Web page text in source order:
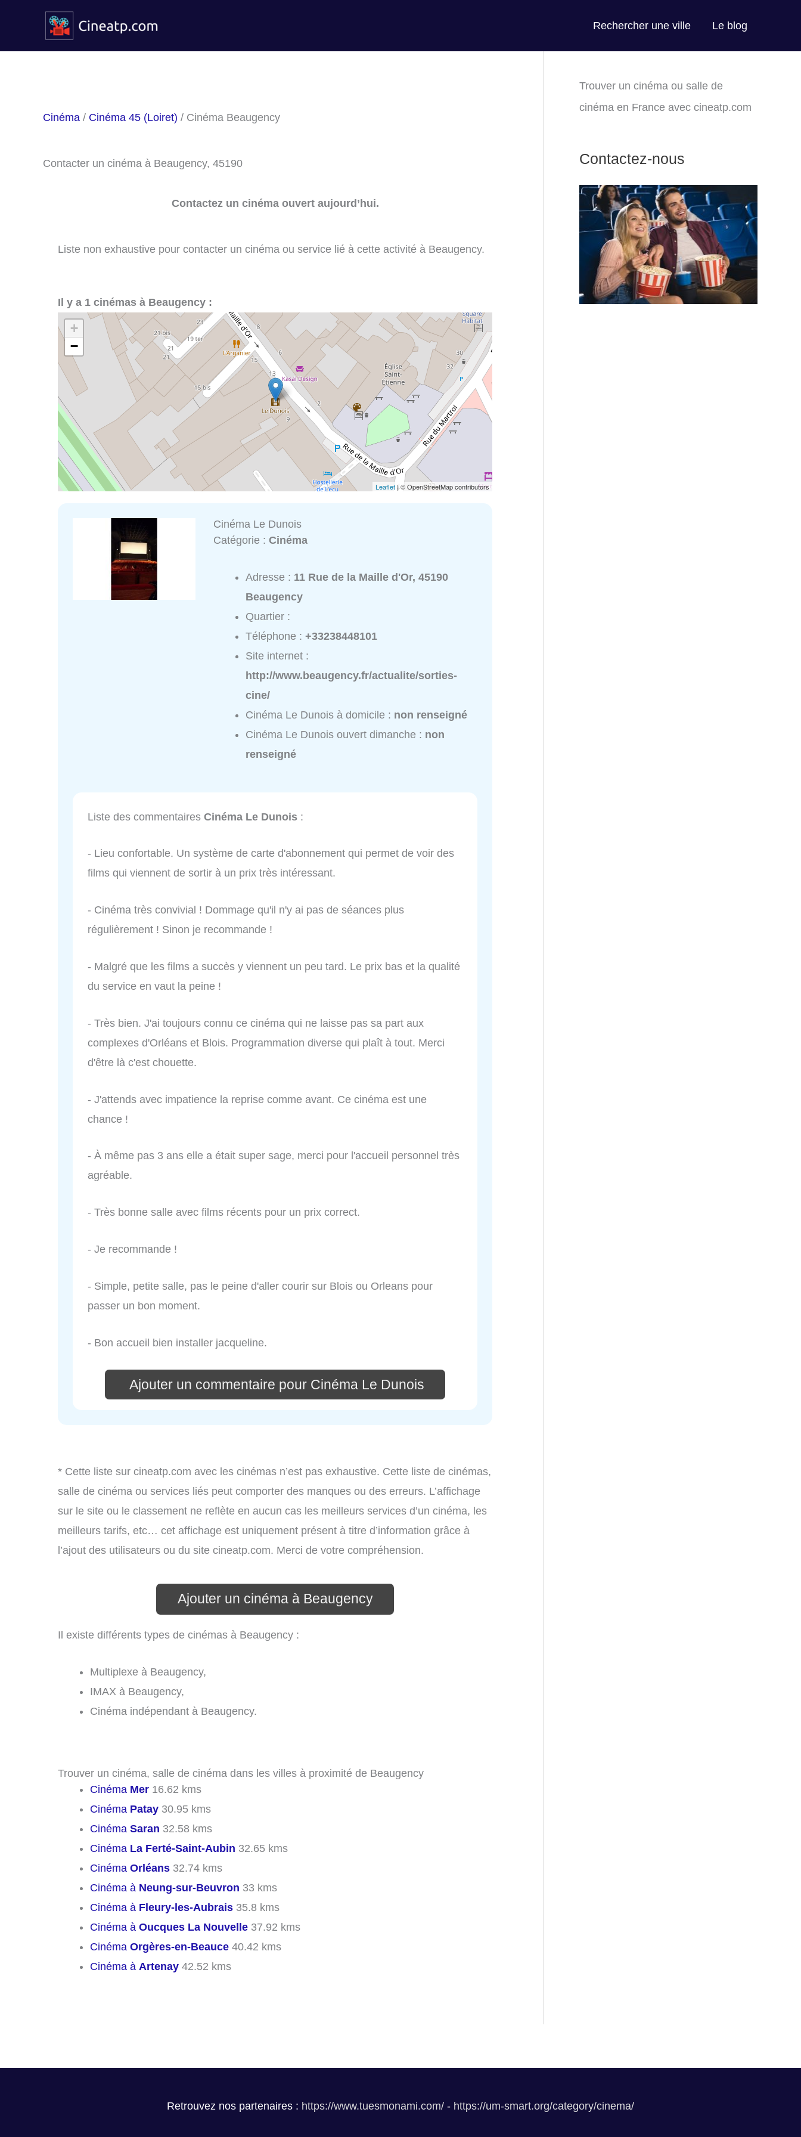
contenu
Rechercher une ville Le blog
Cinéma / Cinéma 45 (Loiret) / Cinéma Beaugency
Contacter un cinéma à Beaugency, 45190
Contactez un cinéma ouvert aujourd’hui.
Liste non exhaustive pour contacter un cinéma ou service lié à cette activité à Beaugency.
Il y a 1 cinémas à Beaugency :
+
−
Leaflet| © OpenStreetMap contributors
Cinéma Le Dunois
Catégorie :Cinéma
Adresse : 11 Rue de la Maille d'Or, 45190
Beaugency
Quartier :
Téléphone :+33238448101
Site internet :
http://www.beaugency.fr/actualite/sorties-
cine/
Cinéma Le Dunois à domicile : non renseigné
Cinéma Le Dunois ouvert dimanche : non
renseigné
Liste des commentaires Cinéma Le Dunois :
- Lieu confortable. Un système de carte d'abonnement qui permet de voir des
films qui viennent de sortir à un prix très intéressant.
- Cinéma très convivial ! Dommage qu'il n'y ai pas de séances plus
régulièrement ! Sinon je recommande !
- Malgré que les films a succès y viennent un peu tard. Le prix bas et la qualité
du service en vaut la peine !
- Très bien. J'ai toujours connu ce cinéma qui ne laisse pas sa part aux
complexes d'Orléans et Blois. Programmation diverse qui plaît à tout. Merci
d'être là c'est chouette.
- J'attends avec impatience la reprise comme avant. Ce cinéma est une
chance !
- À même pas 3 ans elle a était super sage, merci pour l'accueil personnel très
agréable.
- Très bonne salle avec films récents pour un prix correct.
- Je recommande !
- Simple, petite salle, pas le peine d'aller courir sur Blois ou Orleans pour
passer un bon moment.
- Bon accueil bien installer jacqueline.
Ajouter un commentaire pour Cinéma Le Dunois
* Cette liste sur cineatp.com avec les cinémas n’est pas exhaustive. Cette liste de cinémas,
salle de cinéma ou services liés peut comporter des manques ou des erreurs. L’affichage
sur le site ou le classement ne reflète en aucun cas les meilleurs services d’un cinéma, les
meilleurs tarifs, etc… cet affichage est uniquement présent à titre d’information grâce à
l’ajout des utilisateurs ou du site cineatp.com. Merci de votre compréhension.
Ajouter un cinéma à Beaugency
Il existe différents types de cinémas à Beaugency :
Multiplexe à Beaugency,
IMAX à Beaugency,
Cinéma indépendant à Beaugency.
Trouver un cinéma, salle de cinéma dans les villes à proximité de Beaugency
Cinéma Mer 16.62 kms
Cinéma Patay 30.95 kms
Cinéma Saran 32.58 kms
Cinéma La Ferté-Saint-Aubin 32.65 kms
Cinéma Orléans 32.74 kms
Cinéma à Neung-sur-Beuvron 33 kms
Cinéma à Fleury-les-Aubrais 35.8 kms
Cinéma à Oucques La Nouvelle 37.92 kms
Cinéma Orgères-en-Beauce 40.42 kms
Cinéma à Artenay 42.52 kms
Trouver un cinéma ou salle de
cinéma en France avec cineatp.com
Contactez-nous
Retrouvez nos partenaires : https://www.tuesmonami.com/ - https://um-smart.org/category/cinema/